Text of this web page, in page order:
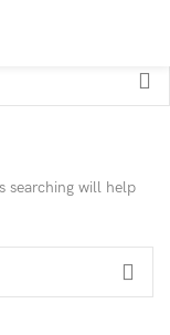
searching will help